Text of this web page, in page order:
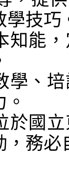
學技巧
知能
學、
於國
，務必